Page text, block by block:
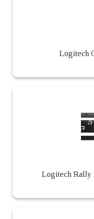
Logitech
Logitech Rally